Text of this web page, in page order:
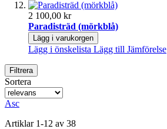
2 100,00 kr
Paradisträd (mörkblå)
Lägg i varukorgen
Lägg i önskelista Lägg till Jämförelse
Filtrera
Sortera
Asc
Artiklar 1-12 av 38